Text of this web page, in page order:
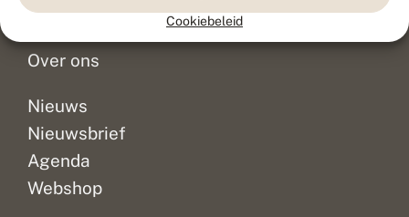
Cookiebeleid
Doneer
Over ons
Nieuws
Nieuwsbrief
Agenda
Webshop